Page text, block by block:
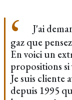
J'ai
gaz que
En voici un
propositions si
Je suis cliente
depuis 1995